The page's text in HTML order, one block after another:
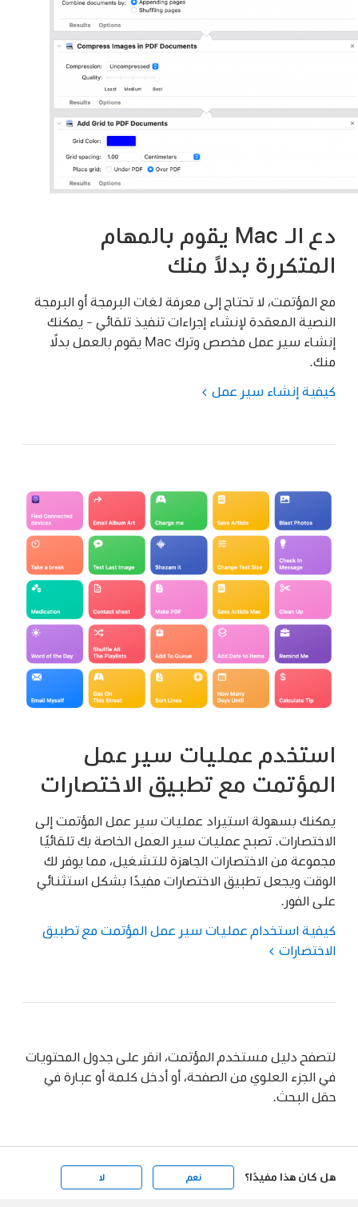
دع الـ Mac يقوم بالمهام
المتكررة بدلاً منك
مع المؤتمت، لا تحتاج إلى معرفة لغات البرمجة أو البرمجة
النصية المعقدة لإنشاء إجراءات تنفيذ تلقائي - يمكنك
إنشاء سير عمل مخصص وترك Mac يقوم بالعمل بدلًا
منك.
كيفية إنشاء سير عمل
استخدم عمليات سير عمل
المؤتمت مع تطبيق الاختصارات
يمكنك بسهولة استيراد عمليات سير عمل المؤتمت إلى
الاختصارات. تصبح عمليات سير العمل الخاصة بك تلقائيًا
مجموعة من الاختصارات الجاهزة للتشغيل، مما يوفر لك
الوقت ويجعل تطبيق الاختصارات مفيدًا بشكل استثنائي
على الفور.
كيفية استخدام عمليات سير عمل المؤتمت مع تطبيق
الاختصارات
لتصفح دليل مستخدم المؤتمت، انقر على جدول المحتويات
في الجزء العلوي من الصفحة، أو أدخل كلمة أو عبارة في
حقل البحث.
هل كان هذا مفيدًا؟ نعم لا